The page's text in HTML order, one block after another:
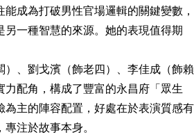
成為打破男性官場邏輯的關鍵變數，
另一種智慧的來源。她的表現值得期
）、劉戈濱（飾老四）、李佳成（飾賴
力配角，構成了豐富的永昌府「眾生
為主的陣容配置，好處在於表演質感有
注於故事本身。